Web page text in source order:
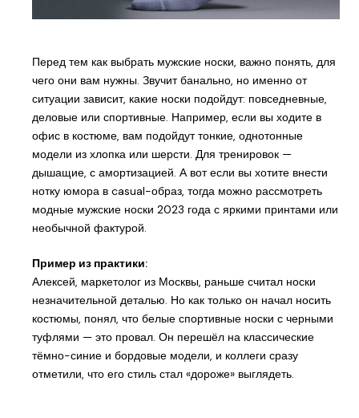
Перед тем как выбрать мужские носки, важно понять, для
чего они вам нужны. Звучит банально, но именно от
ситуации зависит, какие носки подойдут: повседневные,
деловые или спортивные. Например, если вы ходите в
офис в костюме, вам подойдут тонкие, однотонные
модели из хлопка или шерсти. Для тренировок —
дышащие, с амортизацией. А вот если вы хотите внести
нотку юмора в casual-образ, тогда можно рассмотреть
модные мужские носки 2023 года с яркими принтами или
необычной фактурой.
Пример из практики:
Алексей, маркетолог из Москвы, раньше считал носки
незначительной деталью. Но как только он начал носить
костюмы, понял, что белые спортивные носки с черными
туфлями — это провал. Он перешёл на классические
тёмно-синие и бордовые модели, и коллеги сразу
отметили, что его стиль стал «дороже» выглядеть.